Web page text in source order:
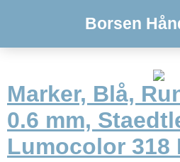
Borsen
Marker, Blå,
0.6 mm,
Lumocolor 318